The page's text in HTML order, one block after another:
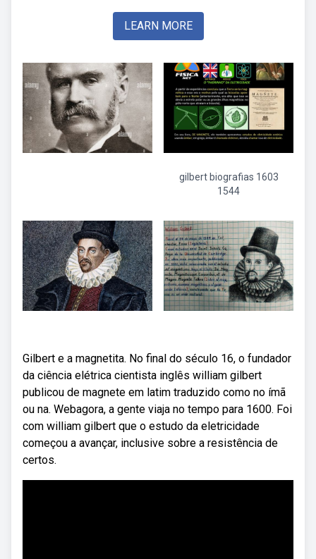
LEARN MORE
gilbert biografias 1603
1544
Gilbert e a magnetita. No final do século 16, o fundador
da ciência elétrica cientista inglês william gilbert
publicou de magnete em latim traduzido como no ímã
ou na. Webagora, a gente viaja no tempo para 1600. Foi
com william gilbert que o estudo da eletricidade
começou a avançar, inclusive sobre a resistência de
certos.